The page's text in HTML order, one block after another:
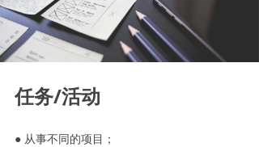
任务/活动
● 从事不同的项目；